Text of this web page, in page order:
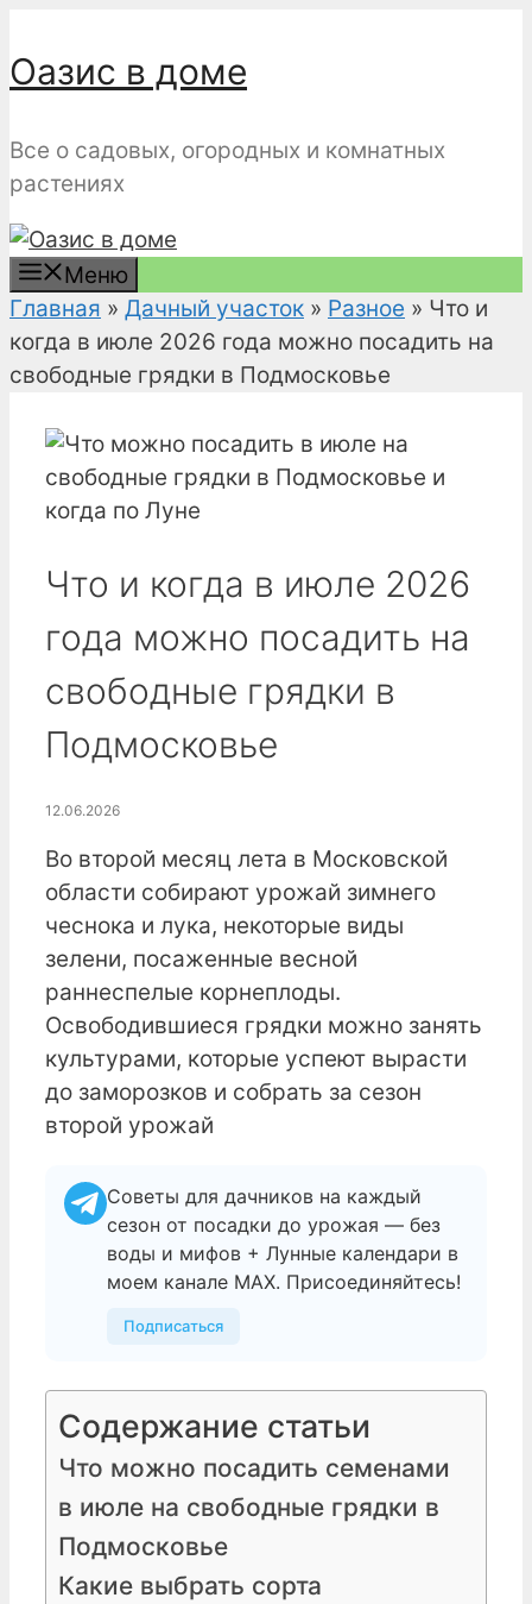
к
содержимому
Оазис в доме
Все о садовых, огородных и комнатных
растениях
Меню
Главная » Дачный участок » Разное » Что и
когда в июле 2026 года можно посадить на
свободные грядки в Подмосковье
Что и когда в июле 2026
года можно посадить на
свободные грядки в
Подмосковье
12.06.2026
Во второй месяц лета в Московской
области собирают урожай зимнего
чеснока и лука, некоторые виды
зелени, посаженные весной
раннеспелые корнеплоды.
Освободившиеся грядки можно занять
культурами, которые успеют вырасти
до заморозков и собрать за сезон
второй урожай
Советы для дачников на каждый
сезон от посадки до урожая — без
воды и мифов + Лунные календари в
моем канале МАХ. Присоединяйтесь!
Подписаться
Содержание статьи
Что можно посадить семенами
в июле на свободные грядки в
Подмосковье
Какие выбрать сорта